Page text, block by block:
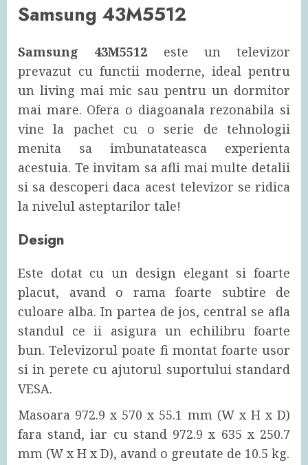
Samsung 43M5512
Samsung 43M5512 este un televizor
prevazut cu functii moderne, ideal pentru
un living mai mic sau pentru un dormitor
mai mare. Ofera o diagoanala rezonabila si
vine la pachet cu o serie de tehnologii
menita sa imbunatateasca experienta
acestuia. Te invitam sa afli mai multe detalii
si sa descoperi daca acest televizor se ridica
la nivelul asteptarilor tale!
Design
Este dotat cu un design elegant si foarte
placut, avand o rama foarte subtire de
culoare alba. In partea de jos, central se afla
standul ce ii asigura un echilibru foarte
bun. Televizorul poate fi montat foarte usor
si in perete cu ajutorul suportului standard
VESA.
Masoara 972.9 x 570 x 55.1 mm (W x H x D)
fara stand, iar cu stand 972.9 x 635 x 250.7
mm (W x H x D), avand o greutate de 10.5 kg.